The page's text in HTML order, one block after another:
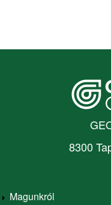
Időpont foglalás
ellenőrzése
Panaszkezelés
Adatvédelem
8300
Magunkról